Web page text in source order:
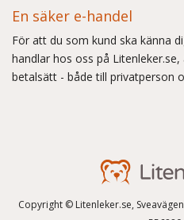
En säker e-handel
För att du som kund ska känna
handlar hos oss på
betalsätt - både till privatperson
Copyright © Litenleker.se,